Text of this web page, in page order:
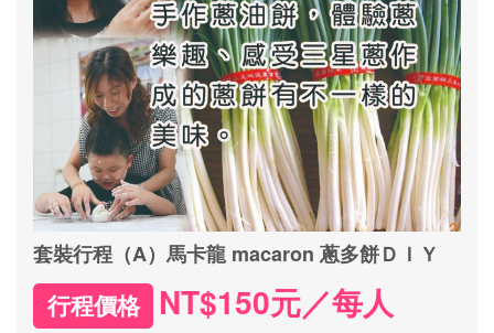
套裝行程（A）馬卡龍 macaron 蔥多餅ＤＩＹ
行程價格 NT$150元／每人